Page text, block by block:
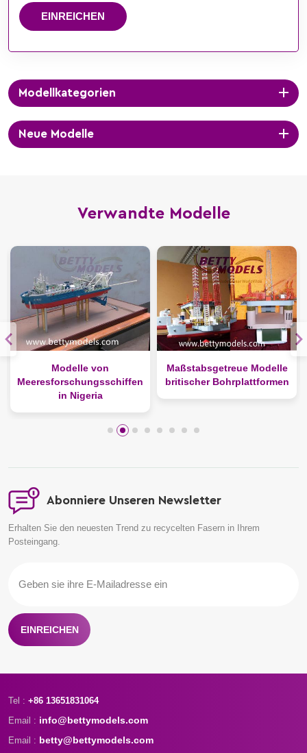
EINREICHEN
Modellkategorien
Neue Modelle
Verwandte Modelle
Modelle von
Meeresforschungsschiffen
in Nigeria
Maßstabsgetreue Modelle
britischer Bohrplattformen
Abonniere Unseren Newsletter
Erhalten Sie den neuesten Trend zu recycelten Fasern in Ihrem
Posteingang.
EINREICHEN
Tel : +86 13651831064
Email : info@bettymodels.com
Email : betty@bettymodels.com